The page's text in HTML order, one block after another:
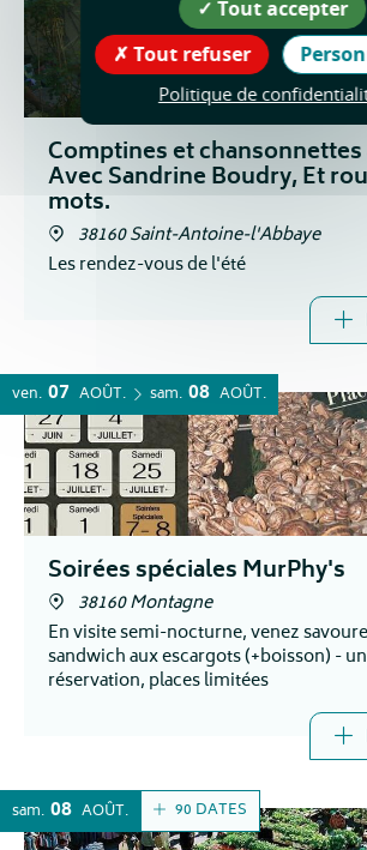
Comptines et
Avec Sandrine Boudry, Et
mots.
38160 Saint-Antoine-l'Abbaye
Les rendez-vous de l'été
ven. 07 AOÛT sam. 08 AOÛT
Soirées spéciales MurPhy's
38160 Montagne
En visite semi-nocturne, venez
sandwich aux escargots (+boisson) -
réservation, places limitées
90 DATES
sam. 08 AOÛT
Tout accepter
Tout refuser
Politique de